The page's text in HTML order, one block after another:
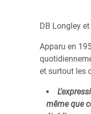
DB Longley
Apparu en
et surtout les
même que